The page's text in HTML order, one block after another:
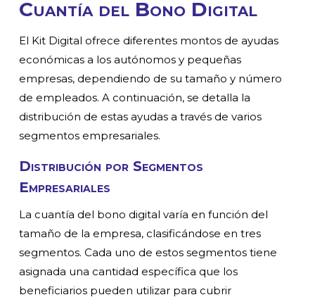
Cuantía del Bono Digital
El Kit Digital ofrece diferentes montos de ayudas
económicas a los autónomos y pequeñas
empresas, dependiendo de su tamaño y número
de empleados. A continuación, se detalla la
distribución de estas ayudas a través de varios
segmentos empresariales.
Distribución por Segmentos
Empresariales
La cuantía del bono digital varía en función del
tamaño de la empresa, clasificándose en tres
segmentos. Cada uno de estos segmentos tiene
asignada una cantidad específica que los
beneficiarios pueden utilizar para cubrir